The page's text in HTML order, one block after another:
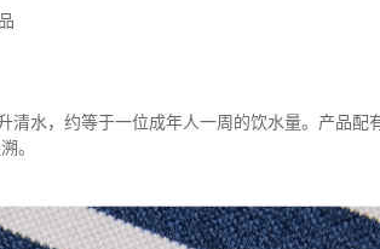
水，约等于一位成年人一周的饮水量。产品配
。